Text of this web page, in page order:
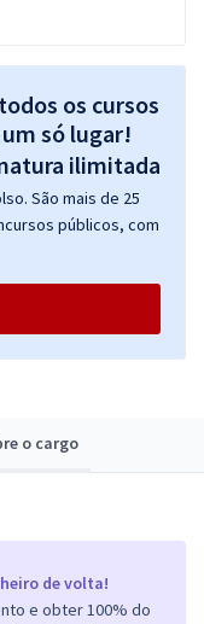
o cargo
de volta!
e obter 100% do
os cursos
só lugar!
São mais de 25
públicos, com